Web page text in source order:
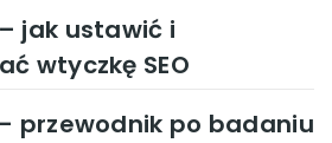
jak ustawić i
wtyczkę SEO
przewodnik po badaniu